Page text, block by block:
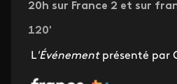
20h sur France 2 et sur
120'
L'Événementprésenté par